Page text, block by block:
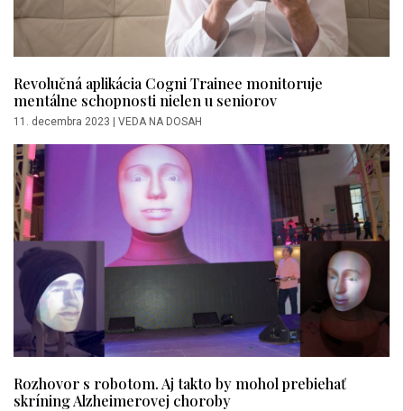
Revolučná aplikácia Cogni Trainee monitoruje
mentálne schopnosti nielen u seniorov
11. decembra 2023 | VEDA NA DOSAH
Rozhovor s robotom. Aj takto by mohol prebiehať
skríning Alzheimerovej choroby